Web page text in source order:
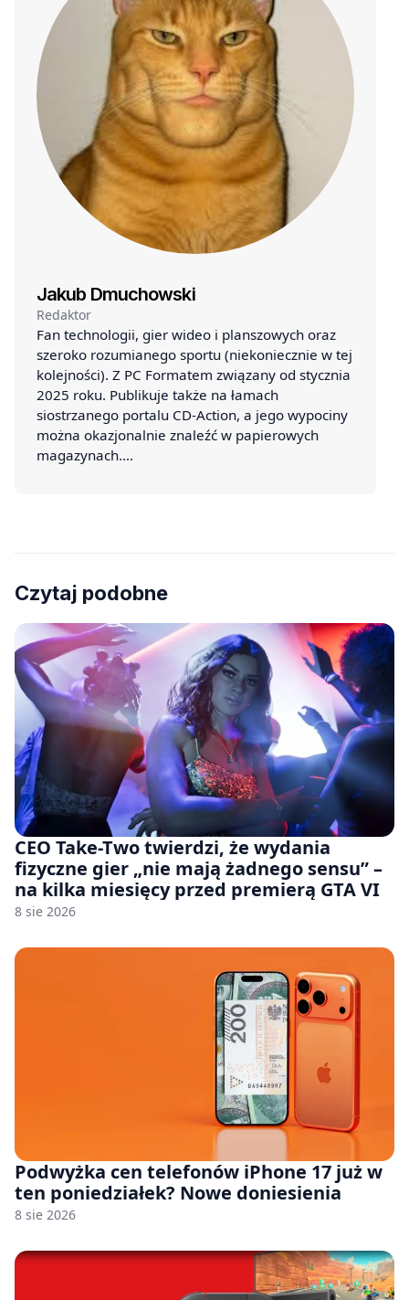
Jakub Dmuchowski
Redaktor
Fan technologii, gier wideo i planszowych oraz
szeroko rozumianego sportu (niekoniecznie w tej
kolejności). Z PC Formatem związany od stycznia
2025 roku. Publikuje także na łamach
siostrzanego portalu CD-Action, a jego wypociny
można okazjonalnie znaleźć w papierowych
magazynach.…
Czytaj podobne
CEO Take-Two twierdzi, że wydania
fizyczne gier „nie mają żadnego sensu” –
na kilka miesięcy przed premierą GTA VI
8 sie 2026
Podwyżka cen telefonów iPhone 17 już w
ten poniedziałek? Nowe doniesienia
8 sie 2026